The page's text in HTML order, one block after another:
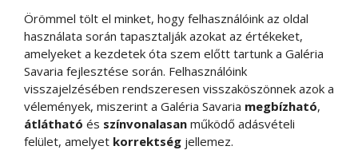
Örömmel tölt el minket, hogy felhasználóink az oldal
használata során tapasztalják azokat az értékeket,
amelyeket a kezdetek óta szem előtt tartunk a Galéria
Savaria fejlesztése során. Felhasználóink
visszajelzésében rendszeresen visszaköszönnek azok a
vélemények, miszerint a Galéria Savaria megbízható,
átlátható és színvonalasan működő adásvételi
felület, amelyet korrektség jellemez.